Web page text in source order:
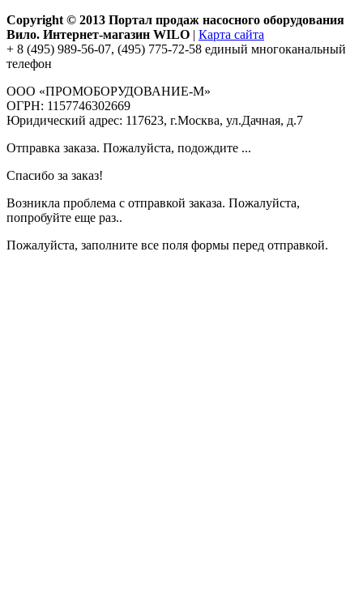
Copyright © 2013 Портал продаж насосного оборудования
Вило. Интернет-магазин WILO | Карта сайта
+ 8 (495) 989-56-07, (495) 775-72-58 единый многоканальный
телефон
ООО «ПРОМОБОРУДОВАНИЕ-М»
ОГРН: 1157746302669
Юридический адрес: 117623, г.Москва, ул.Дачная, д.7
Отправка заказа. Пожалуйста, подождите ...
Спасибо за заказ!
Возникла проблема с отправкой заказа. Пожалуйста,
попробуйте еще раз..
Пожалуйста, заполните все поля формы перед отправкой.